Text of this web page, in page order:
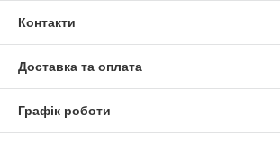
Контакти
Доставка та оплата
Графік роботи